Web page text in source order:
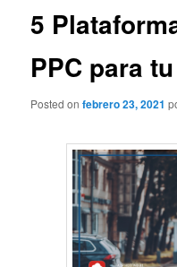
5
PPC para
Posted onfebrero 23, 2021